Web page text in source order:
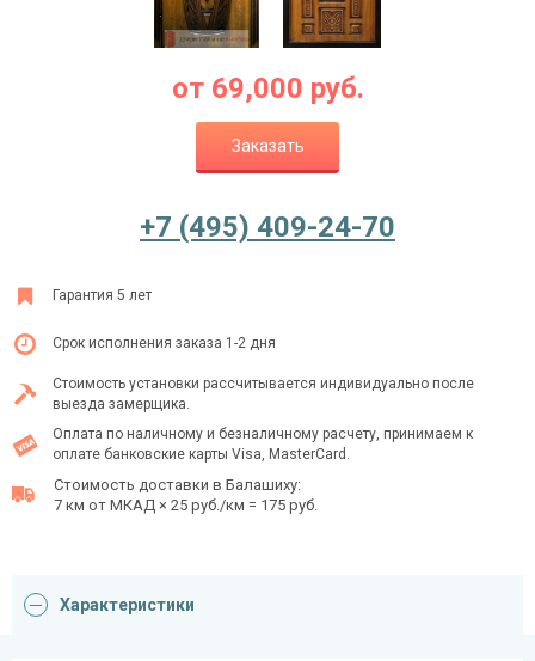
Покупателям
Ежедневно с 08:00 до 24:00
от 69,000 руб.
Заказать
+7 (495) 409-24-70
Гарантия 5 лет
Срок исполнения заказа 1-2 дня
Стоимость установки рассчитывается индивидуально после
выезда замерщика.
Оплата по наличному и безналичному расчету, принимаем к
оплате банковские карты Visa, MasterCard.
Стоимость доставки в Балашиху:
7 км от МКАД × 25 руб./км = 175 руб.
Характеристики